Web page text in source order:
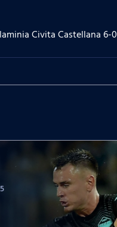
Civita Castellana 6-0
| Lazio-Pisa 2-1
Athora | Fiorentina-